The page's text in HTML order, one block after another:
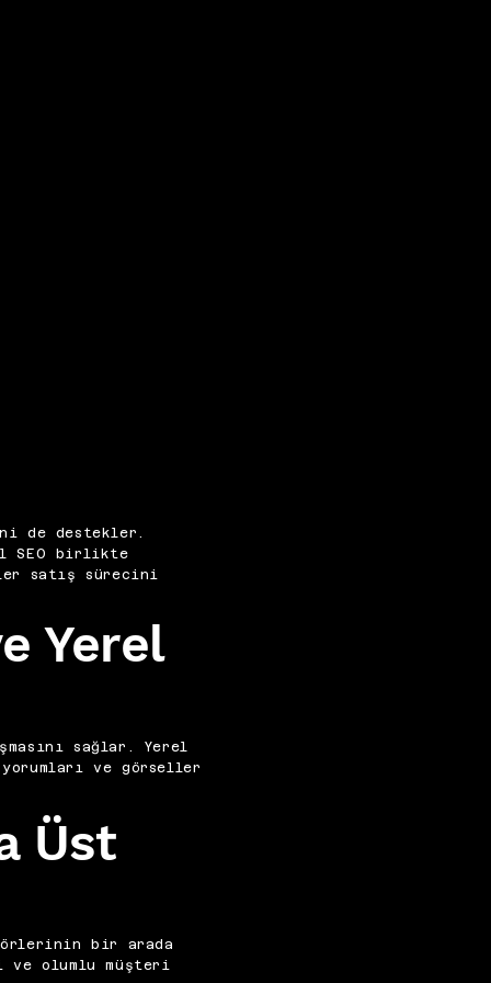
de destekler.
SEO birlikte
satış sürecini
Yerel
sağlar. Yerel
ve görseller
Üst
bir arada
olumlu müşteri